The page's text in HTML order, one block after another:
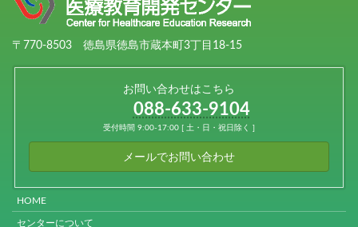
〒770-8503 徳島県徳島市蔵本町3丁目18-15
お問い合わせはこちら
088-633-9104
受付時間 9:00-17:00 [ 土・日・祝日除く ]
メールでお問い合わせ
HOME
センターについて